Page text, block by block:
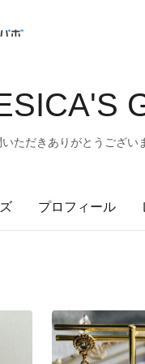
いただきありがとうござ
プロフィール